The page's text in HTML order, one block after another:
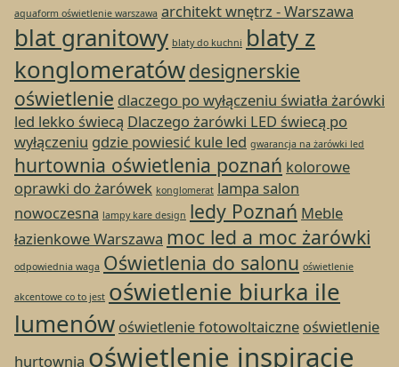
aquaform oświetlenie warszawa architekt wnętrz - Warszawa
blat granitowy blaty do kuchni blaty z
konglomeratówdesignerskie
oświetlenie dlaczego po wyłączeniu światła żarówki
led lekko świecą Dlaczego żarówki LED świecą po
wyłączeniu gdzie powiesić kule led gwarancja na żarówki led
hurtownia oświetlenia poznań kolorowe
oprawki do żarówek konglomerat lampa salon
nowoczesna lampy kare design ledy Poznań Meble
łazienkowe Warszawa moc led a moc żarówki
odpowiednia waga Oświetlenia do salonu oświetlenie
akcentowe co to jest oświetlenie biurka ile
lumenów oświetlenie fotowoltaiczne oświetlenie
hurtownia oświetlenie inspiracje